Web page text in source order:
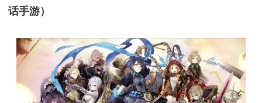
话手游）